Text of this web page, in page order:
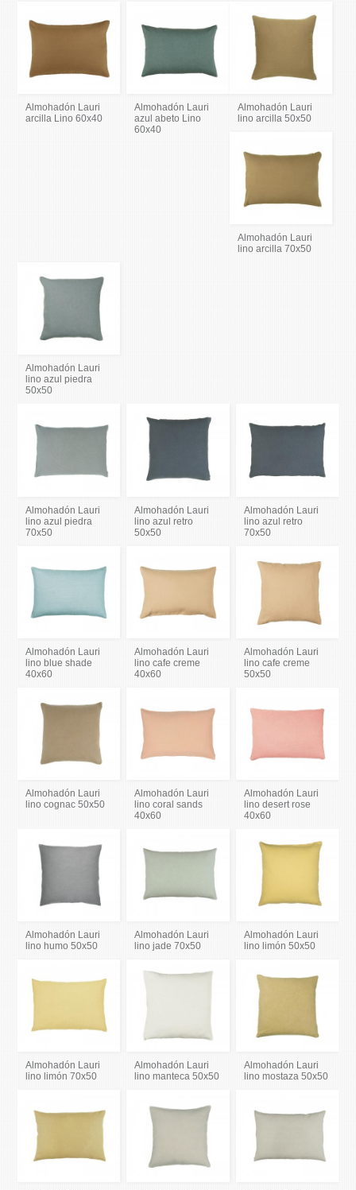
Almohadón Lauri
arcilla Lino 60x40
Almohadón Lauri
azul abeto Lino
60x40
Almohadón Lauri
lino arcilla 50x50
Almohadón Lauri
lino arcilla 70x50
Almohadón Lauri
lino azul piedra
50x50
Almohadón Lauri
lino azul piedra
70x50
Almohadón Lauri
lino azul retro
50x50
Almohadón Lauri
lino azul retro
70x50
Almohadón Lauri
lino blue shade
40x60
Almohadón Lauri
lino cafe creme
40x60
Almohadón Lauri
lino cafe creme
50x50
Almohadón Lauri
lino cognac 50x50
Almohadón Lauri
lino coral sands
40x60
Almohadón Lauri
lino desert rose
40x60
Almohadón Lauri
lino humo 50x50
Almohadón Lauri
lino jade 70x50
Almohadón Lauri
lino limón 50x50
Almohadón Lauri
lino limón 70x50
Almohadón Lauri
lino manteca 50x50
Almohadón Lauri
lino mostaza 50x50